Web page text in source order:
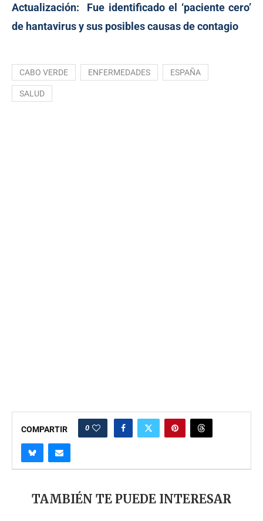
Actualización: Fue identificado el ‘paciente cero’
de hantavirus y sus posibles causas de contagio
CABO VERDE ENFERMEDADES ESPAÑA
SALUD
COMPARTIR 0
TAMBIÉN TE PUEDE INTERESAR